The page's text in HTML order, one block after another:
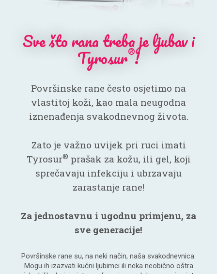
Sve što rana treba je ljubav i
Tyrosur®!
Površinske rane često osjetimo na
vlastitoj koži, kao mala neugodna
iznenađenja svakodnevnog života.
Zato je važno uvijek pri ruci imati
Tyrosur® prašak za kožu, ili gel, koji
sprečavaju infekciju i ubrzavaju
zarastanje rane!
Za jednostavnu i ugodnu primjenu, za
sve generacije!
Površinske rane su, na neki način, naša svakodnevnica.
Mogu ih izazvati kućni ljubimci ili neka neobično oštra